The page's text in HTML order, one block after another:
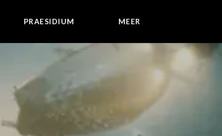
PRAESIDIUM MEER